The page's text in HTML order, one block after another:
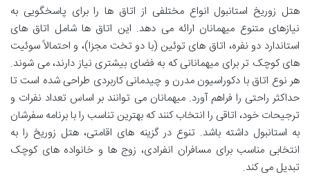
هتل زوریخ استانبول انواع مختلفی از اتاق ها را برای پاسخگویی به
نیازهای متنوع میهمانان ارائه می دهد. این اتاق ها شامل اتاق های
استاندارد دو نفره، اتاق های توئین (با دو تخت مجزا)، و احتمالاً سوئیت
های کوچک تر برای میهمانانی که به فضای بیشتری نیاز دارند، می شوند.
هر نوع اتاق با دکوراسیون مدرن و چیدمانی کاربردی طراحی شده است تا
حداکثر راحتی را فراهم آورد. میهمانان می توانند بر اساس تعداد نفرات و
ترجیحات خود، اتاقی را انتخاب کنند که بهترین تناسب را با برنامه سفرشان
به استانبول داشته باشد. تنوع در گزینه های اقامتی، هتل زوریخ را به
انتخابی مناسب برای مسافران انفرادی، زوج ها و خانواده های کوچک
تبدیل می کند.